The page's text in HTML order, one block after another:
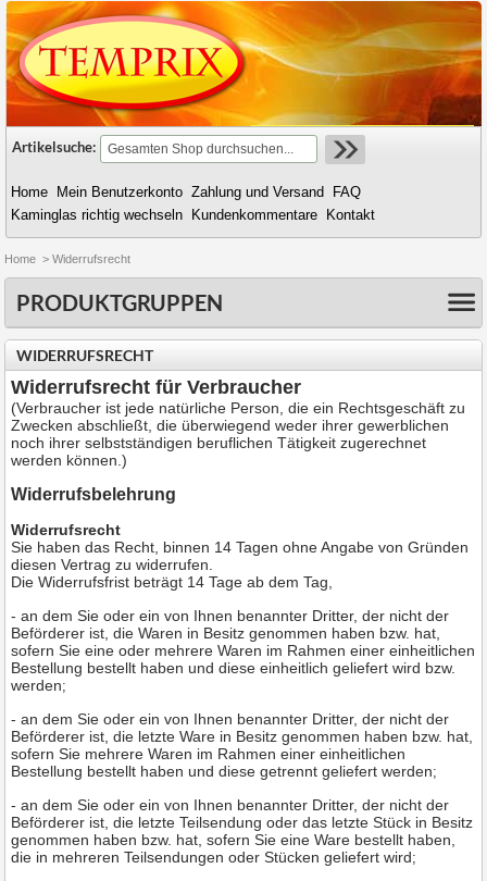
Artikelsuche:
Home Mein Benutzerkonto Zahlung und Versand
FAQ
Kaminglas richtig wechseln
Kundenkommentare Kontakt
Home > Widerrufsrecht
PRODUKTGRUPPEN
WIDERRUFSRECHT
Widerrufsrecht für Verbraucher
(Verbraucher ist jede natürliche Person, die ein Rechtsgeschäft zu
Zwecken abschließt, die überwiegend weder ihrer gewerblichen
noch ihrer selbstständigen beruflichen Tätigkeit zugerechnet
werden können.)
Widerrufsbelehrung
Widerrufsrecht
Sie haben das Recht, binnen 14 Tagen ohne Angabe von Gründen
diesen Vertrag zu widerrufen.
Die Widerrufsfrist beträgt 14 Tage ab dem Tag,
- an dem Sie oder ein von Ihnen benannter Dritter, der nicht der
Beförderer ist, die Waren in Besitz genommen haben bzw. hat,
sofern Sie eine oder mehrere Waren im Rahmen einer einheitlichen
Bestellung bestellt haben und diese einheitlich geliefert wird bzw.
werden;
- an dem Sie oder ein von Ihnen benannter Dritter, der nicht der
Beförderer ist, die letzte Ware in Besitz genommen haben bzw. hat,
sofern Sie mehrere Waren im Rahmen einer einheitlichen
Bestellung bestellt haben und diese getrennt geliefert werden;
- an dem Sie oder ein von Ihnen benannter Dritter, der nicht der
Beförderer ist, die letzte Teilsendung oder das letzte Stück in Besitz
genommen haben bzw. hat, sofern Sie eine Ware bestellt haben,
die in mehreren Teilsendungen oder Stücken geliefert wird;